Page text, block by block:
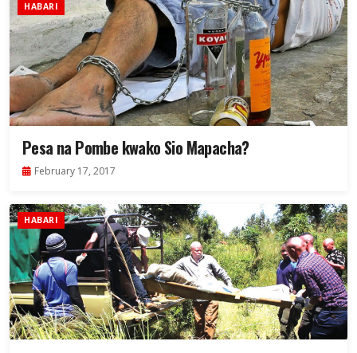
HABARI
Pesa na Pombe kwako Sio Mapacha?
February 17, 2017
HABARI